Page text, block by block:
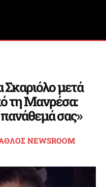
μετά
τη Μανρέσα:
σας»
NEWSROOM